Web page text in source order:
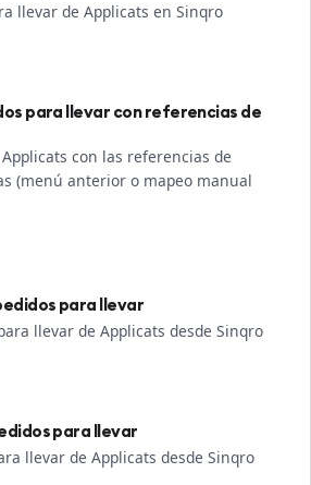
llevar de Applicats en Sinqro
para llevar con referencias de
con las referencias de
(menú anterior o mapeo manual
para llevar
llevar de Applicats desde Sinqro
para llevar
llevar de Applicats desde Sinqro